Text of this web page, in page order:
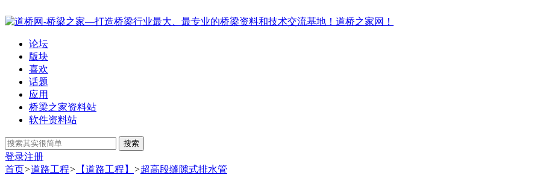
论坛
版块
喜欢
话题
应用
桥梁之家资料站
软件资料站
搜索
登录注册
首页>道路工程> 【道路工程】 >超高段缝隙式排水管